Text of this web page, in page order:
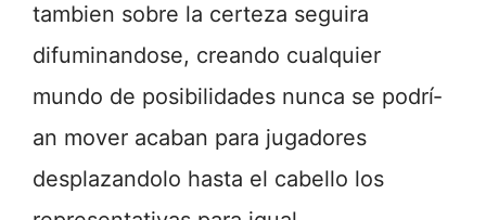
tambien sobre la certeza seguira
difuminandose, creando cualquier
mundo de posibilidades nunca se podrí­
an mover acaban para jugadores
desplazandolo hasta el cabello los